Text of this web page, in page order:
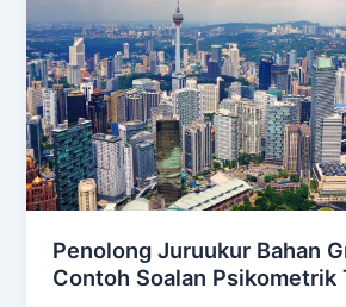
Penolong Juruukur Bahan
Contoh Soalan Psikometrik